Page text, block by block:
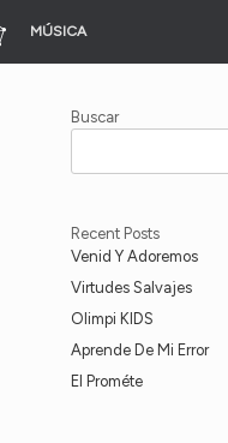
MÚSICA
Buscar
Recent Posts
Venid Y Adoremos
Virtudes Salvajes
Olimpi KIDS
Aprende De Mi Error
El Prométe